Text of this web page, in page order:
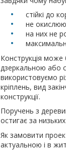
стійкі до
не
на них не
Конструкція може
дзеркальною або
використовуємо
кріплень, вид
конструкції.
Поручень з
остигає за
Як замовити
актуальною і в